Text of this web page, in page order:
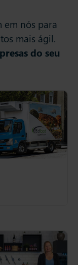
em nós para
mais ágil.
do seu